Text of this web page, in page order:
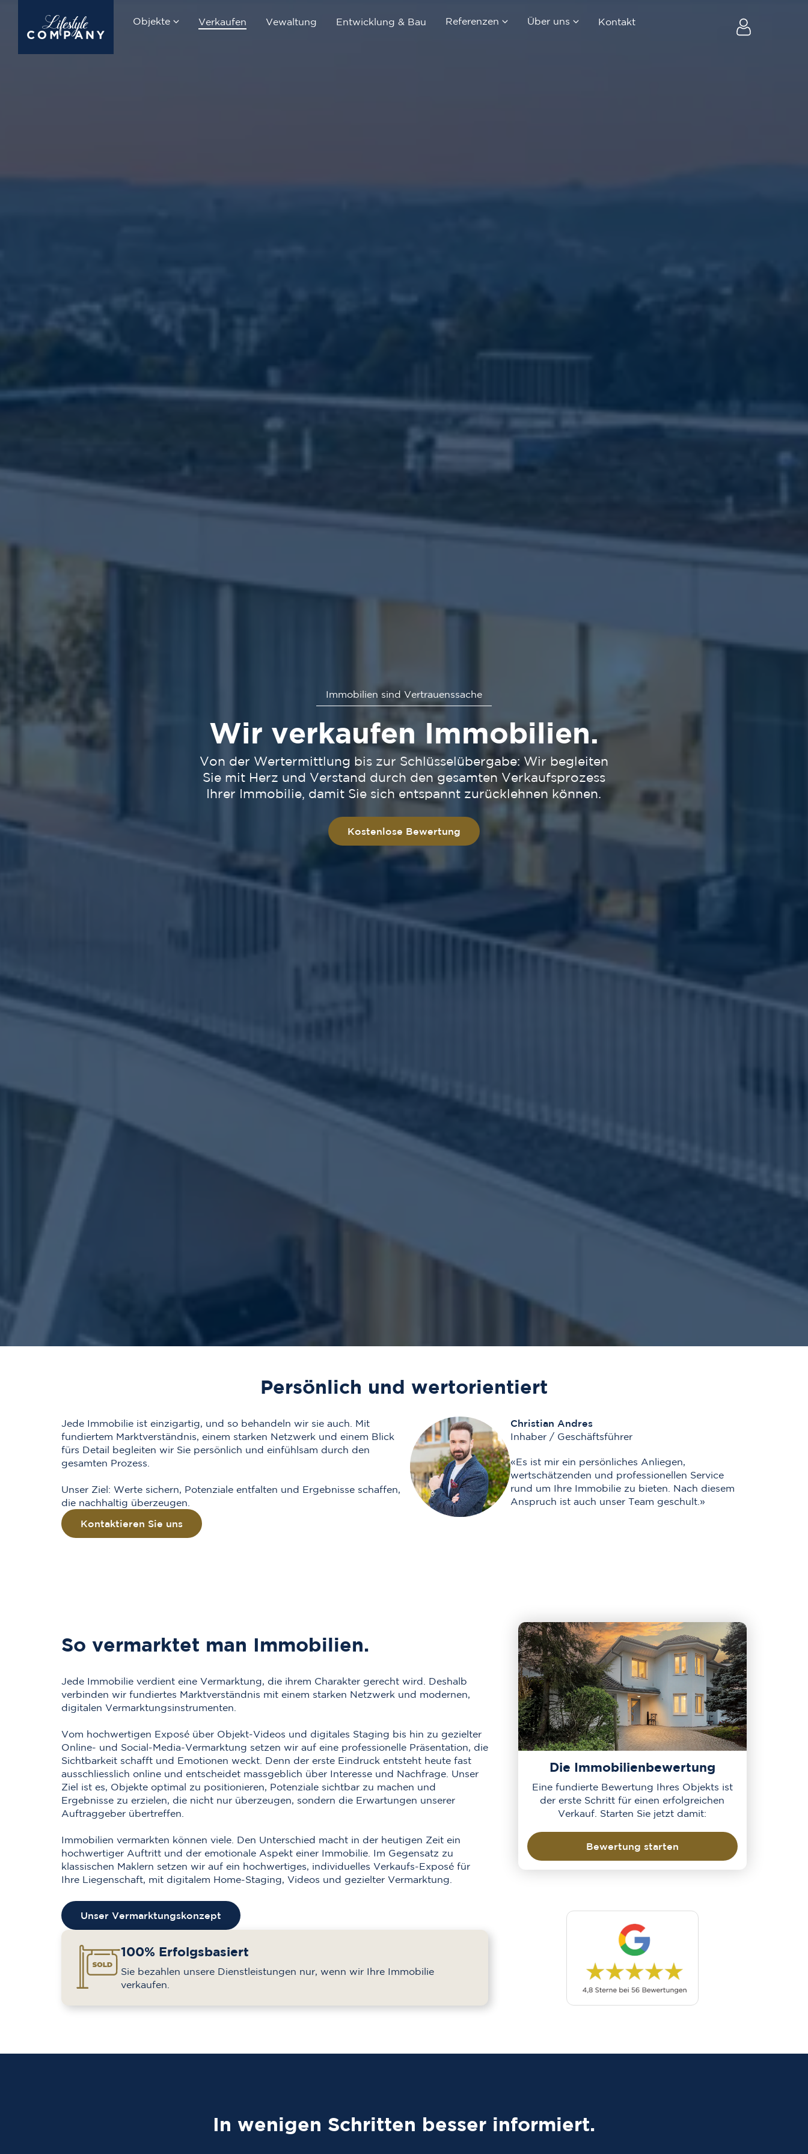
Objekte Verkaufen Vewaltung Entwicklung & Bau Referenzen Über uns Kontakt
Immobilien sind Vertrauenssache
Wir verkaufen Immobilien.
Von der Wertermittlung bis zur Schlüsselübergabe: Wir begleiten
Sie mit Herz und Verstand durch den gesamten Verkaufsprozess
Ihrer Immobilie, damit Sie sich entspannt zurücklehnen können.
Kostenlose Bewertung
Persönlich und wertorientiert
Jede Immobilie ist einzigartig, und so behandeln wir sie auch. Mit
fundiertem Marktverständnis, einem starken Netzwerk und einem Blick
fürs Detail begleiten wir Sie persönlich und einfühlsam durch den
gesamten Prozess.
Unser Ziel: Werte sichern, Potenziale entfalten und Ergebnisse schaffen,
die nachhaltig überzeugen.
Kontaktieren Sie uns
Christian Andres
Inhaber / Geschäftsführer
«Es ist mir ein persönliches Anliegen,
wertschätzenden und professionellen Service
rund um Ihre Immobilie zu bieten. Nach diesem
Anspruch ist auch unser Team geschult.»
So vermarktet man Immobilien.
Jede Immobilie verdient eine Vermarktung, die ihrem Charakter gerecht wird. Deshalb
verbinden wir fundiertes Marktverständnis mit einem starken Netzwerk und modernen,
digitalen Vermarktungsinstrumenten.
Vom hochwertigen Exposé über Objekt-Videos und digitales Staging bis hin zu gezielter
Online- und Social-Media-Vermarktung setzen wir auf eine professionelle Präsentation, die
Sichtbarkeit schafft und Emotionen weckt. Denn der erste Eindruck entsteht heute fast
ausschliesslich online und entscheidet massgeblich über Interesse und Nachfrage. Unser
Ziel ist es, Objekte optimal zu positionieren, Potenziale sichtbar zu machen und
Ergebnisse zu erzielen, die nicht nur überzeugen, sondern die Erwartungen unserer
Auftraggeber übertreffen.
Immobilien vermarkten können viele. Den Unterschied macht in der heutigen Zeit ein
hochwertiger Auftritt und der emotionale Aspekt einer Immobilie. Im Gegensatz zu
klassischen Maklern setzen wir auf ein hochwertiges, individuelles Verkaufs-Exposé für
Ihre Liegenschaft, mit digitalem Home-Staging, Videos und gezielter Vermarktung.
Unser Vermarktungskonzept
100% Erfolgsbasiert
Sie bezahlen unsere Dienstleistungen nur, wenn wir Ihre Immobilie
verkaufen.
Die Immobilienbewertung
Eine fundierte Bewertung Ihres Objekts ist
der erste Schritt für einen erfolgreichen
Verkauf. Starten Sie jetzt damit:
Bewertung starten
In wenigen Schritten besser informiert.